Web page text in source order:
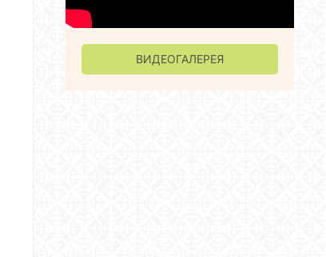
ВИДЕОГАЛЕРЕЯ